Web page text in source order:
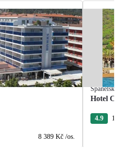
8 389 Kč /os.
Španělsko
Hotel
4.9